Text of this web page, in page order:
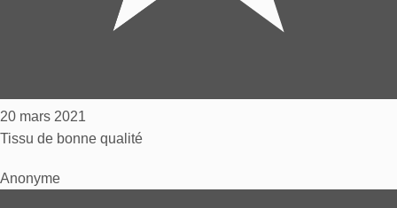
20 mars 2021
Tissu de bonne qualité
Anonyme